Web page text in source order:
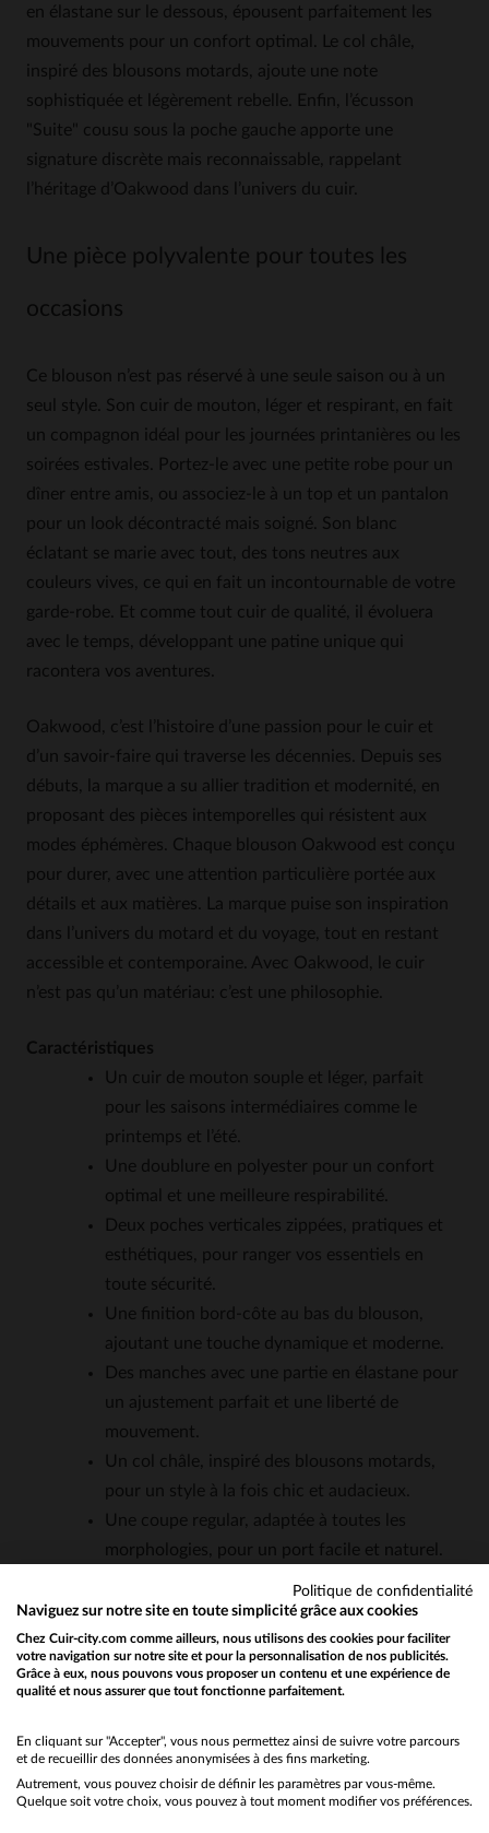
en élastane sur le dessous, épousent parfaitement les
mouvements pour un confort optimal. Le col châle,
inspiré des blousons motards, ajoute une note
sophistiquée et légèrement rebelle. Enfin, l’écusson
"Suite" cousu sous la poche gauche apporte une
signature discrète mais reconnaissable, rappelant
l’héritage d’Oakwood dans l’univers du cuir.
Une pièce polyvalente pour toutes les
occasions
Ce blouson n’est pas réservé à une seule saison ou à un
seul style. Son cuir de mouton, léger et respirant, en fait
un compagnon idéal pour les journées printanières ou les
soirées estivales. Portez-le avec une petite robe pour un
dîner entre amis, ou associez-le à un top et un pantalon
pour un look décontracté mais soigné. Son blanc
éclatant se marie avec tout, des tons neutres aux
couleurs vives, ce qui en fait un incontournable de votre
garde-robe. Et comme tout cuir de qualité, il évoluera
avec le temps, développant une patine unique qui
racontera vos aventures.
Oakwood, c’est l’histoire d’une passion pour le cuir et
d’un savoir-faire qui traverse les décennies. Depuis ses
débuts, la marque a su allier tradition et modernité, en
proposant des pièces intemporelles qui résistent aux
modes éphémères. Chaque blouson Oakwood est conçu
pour durer, avec une attention particulière portée aux
détails et aux matières. La marque puise son inspiration
dans l’univers du motard et du voyage, tout en restant
accessible et contemporaine. Avec Oakwood, le cuir
n’est pas qu’un matériau: c’est une philosophie.
Caractéristiques
Un cuir de mouton souple et léger, parfait
pour les saisons intermédiaires comme le
printemps et l’été.
Une doublure en polyester pour un confort
optimal et une meilleure respirabilité.
Deux poches verticales zippées, pratiques et
esthétiques, pour ranger vos essentiels en
toute sécurité.
Une finition bord-côte au bas du blouson,
ajoutant une touche dynamique et moderne.
Des manches avec une partie en élastane pour
un ajustement parfait et une liberté de
mouvement.
Un col châle, inspiré des blousons motards,
pour un style à la fois chic et audacieux.
Une coupe regular, adaptée à toutes les
morphologies, pour un port facile et naturel.
reconnaissable, symbole du savoir-faire
Oakwood.
Un blanc immaculé qui se marie avec toutes
les tenues, des plus habillées aux plus
QUESTIONS FRÉQUENTES
Would you like to be redirected to our English site?
No
Yes
Politique de confidentialité
Naviguez sur notre site en toute simplicité grâce aux cookies
Chez Cuir-city.com comme ailleurs, nous utilisons des cookies pour faciliter
votre navigation sur notre site et pour la personnalisation de nos publicités.
Grâce à eux, nous pouvons vous proposer un contenu et une expérience de
qualité et nous assurer que tout fonctionne parfaitement.
En cliquant sur "Accepter", vous nous permettez ainsi de suivre votre parcours
et de recueillir des données anonymisées à des fins marketing.
Autrement, vous pouvez choisir de définir les paramètres par vous-même.
Quelque soit votre choix, vous pouvez à tout moment modifier vos préférences.